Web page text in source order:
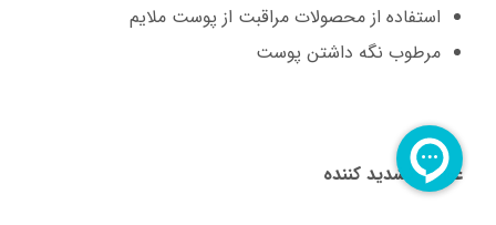
استفاده از محصولات مراقبت از پوست ملایم
مرطوب نگه داشتن پوست
عوامل تشدید کننده